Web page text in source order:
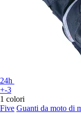
24h
+-3
1 colori
Five Guanti da moto di